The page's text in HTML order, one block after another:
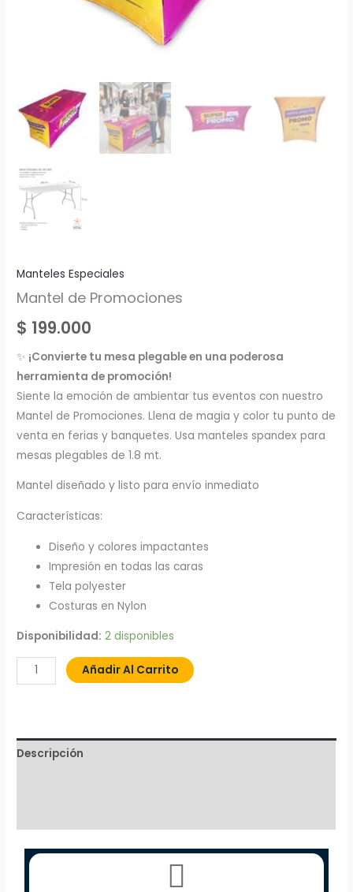
Manteles Especiales
Mantel de Promociones
$ 199.000
✨ ¡Convierte tu mesa plegable en una poderosa
herramienta de promoción!
Siente la emoción de ambientar tus eventos con nuestro
Mantel de Promociones. Llena de magia y color tu punto de
venta en ferias y banquetes. Usa manteles spandex para
mesas plegables de 1.8 mt.
Mantel diseñado y listo para envío inmediato
Características:
Diseño y colores impactantes
Impresión en todas las caras
Tela polyester
Costuras en Nylon
Disponibilidad: 2 disponibles
Añadir Al Carrito
Descripción